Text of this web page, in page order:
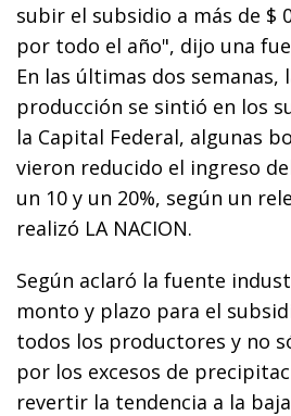
subir el subsidio a más de $
por todo el año", dijo una
En las últimas dos semanas,
producción se sintió en los
la Capital Federal, algunas
vieron reducido el ingreso
un 10 y un 20%, según un
realizó LA NACION.
Según aclaró la fuente
monto y plazo para el
todos los productores y no
por los excesos de
revertir la tendencia a la